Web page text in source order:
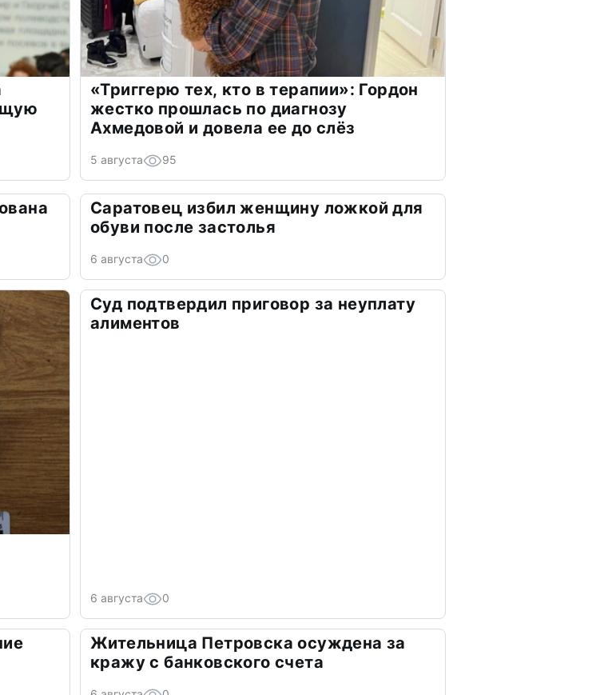
«Триггерю тех, кто в терапии»: Гордон
жестко прошлась по диагнозу
Ахмедовой и довела ее до слёз
5 августа 95
Саратовец избил женщину ложкой для
обуви после застолья
6 августа 0
Суд подтвердил приговор за неуплату
алиментов
6 августа 0
Жительница Петровска осуждена за
кражу с банковского счета